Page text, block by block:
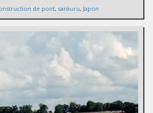
de pont, sankuru, Japon